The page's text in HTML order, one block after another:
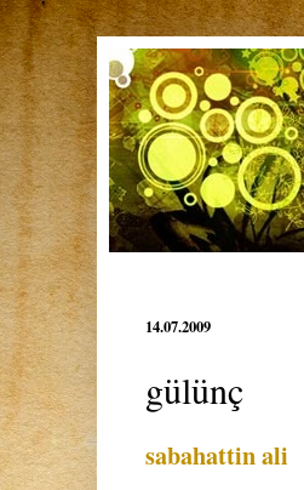
14.07.2009
gülünç
sabahattin ali